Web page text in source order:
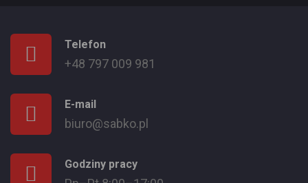
Telefon
+48 797 009 981
E-mail
biuro@sabko.pl
Godziny pracy